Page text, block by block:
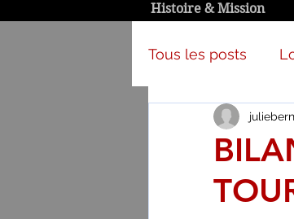
Histoire & Mission
Tous les posts
Activités et